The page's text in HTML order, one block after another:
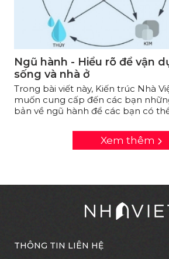
Ngũ hành - Hiểu rõ để vận
sống và nhà ở
Trong bài viết này, Kiến trúc Nhà
muốn cung cấp đến các bạn
bản về ngũ hành để các bạn có
Xem thêm
THÔNG TIN LIÊN HỆ